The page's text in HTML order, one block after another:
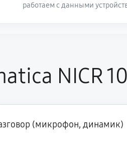
работаем с данными
NICR
(микрофон, динамик)